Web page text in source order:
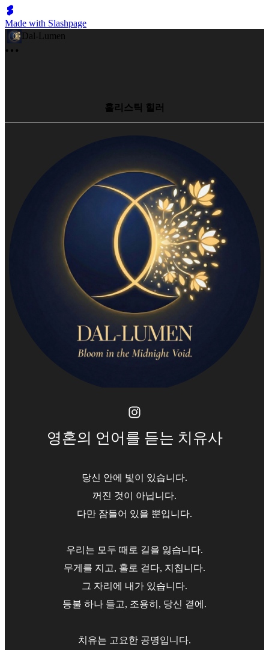
Made with Slashpage
Dal-Lumen
홀리스틱 힐러
영혼의 언어를 듣는 치유사
당신 안에 빛이 있습니다.
꺼진 것이 아닙니다.
다만 잠들어 있을 뿐입니다.
우리는 모두 때로 길을 잃습니다.
무게를 지고, 홀로 걷다, 지칩니다.
그 자리에 내가 있습니다.
등불 하나 들고, 조용히, 당신 곁에.
치유는 고요한 공명입니다.